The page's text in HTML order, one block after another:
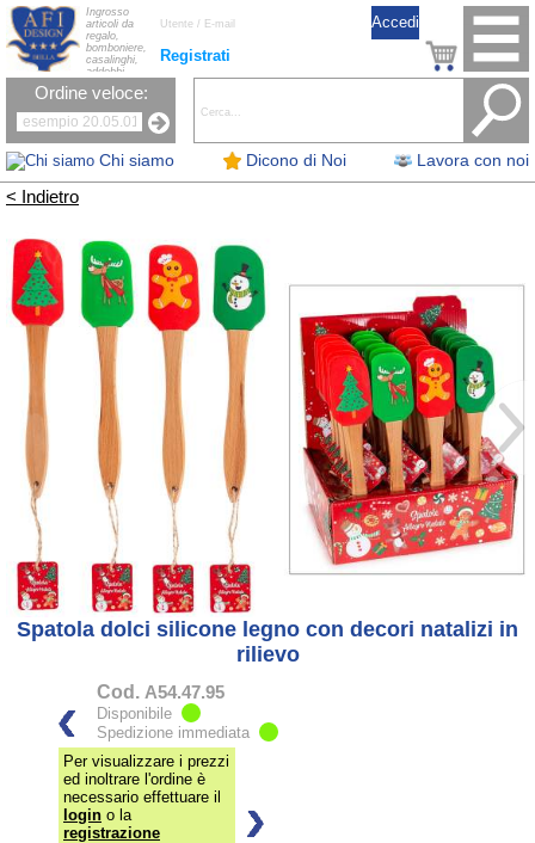
Chi siamo Dicono di Noi Lavora con noi
Registrati
Ingrosso
articoli da
regalo,
bomboniere,
casalinghi,
addobbi
natalizi, nastri,
oggettistica,
la tavola, fiori
artificiali e
candele.
Ordine veloce:
< Indietro
Spatola dolci silicone legno con decori natalizi in
rilievo
Cod. A54.47.95
Disponibile
Spedizione immediata
Per visualizzare i prezzi
ed inoltrare l'ordine è
necessario effettuare il
login o la
registrazione